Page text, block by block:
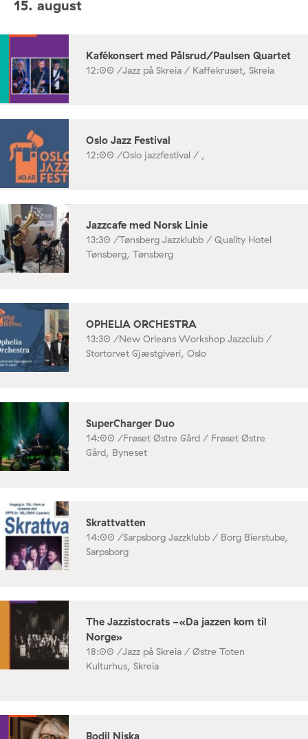
15. august
Kafékonsert med Pålsrud/Paulsen Quartet
12:00 /Jazz på Skreia / Kaffekruset, Skreia
Oslo Jazz Festival
12:00 /Oslo jazzfestival / ,
Jazzcafe med Norsk Linie
13:30 /Tønsberg Jazzklubb / Quality Hotel
Tønsberg, Tønsberg
OPHELIA ORCHESTRA
13:30 /New Orleans Workshop Jazzclub /
Stortorvet Gjæstgiveri, Oslo
SuperCharger Duo
14:00 /Frøset Østre Gård / Frøset Østre
Gård, Byneset
Skrattvatten
14:00 /Sarpsborg Jazzklubb / Borg Bierstube,
Sarpsborg
The Jazzistocrats -«Da jazzen kom til
Norge»
18:00 /Jazz på Skreia / Østre Toten
Kulturhus, Skreia
Bodil Niska